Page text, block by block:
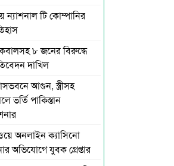
ন্যাশনাল টি কোম্পানির
৮ জনের বিরুদ্ধে
দাখিল
আগুন, স্ত্রীসহ
ভর্তি পাকিস্তান
অনলাইন ক্যাসিনো
অভিযোগে যুবক গ্রেপ্তার